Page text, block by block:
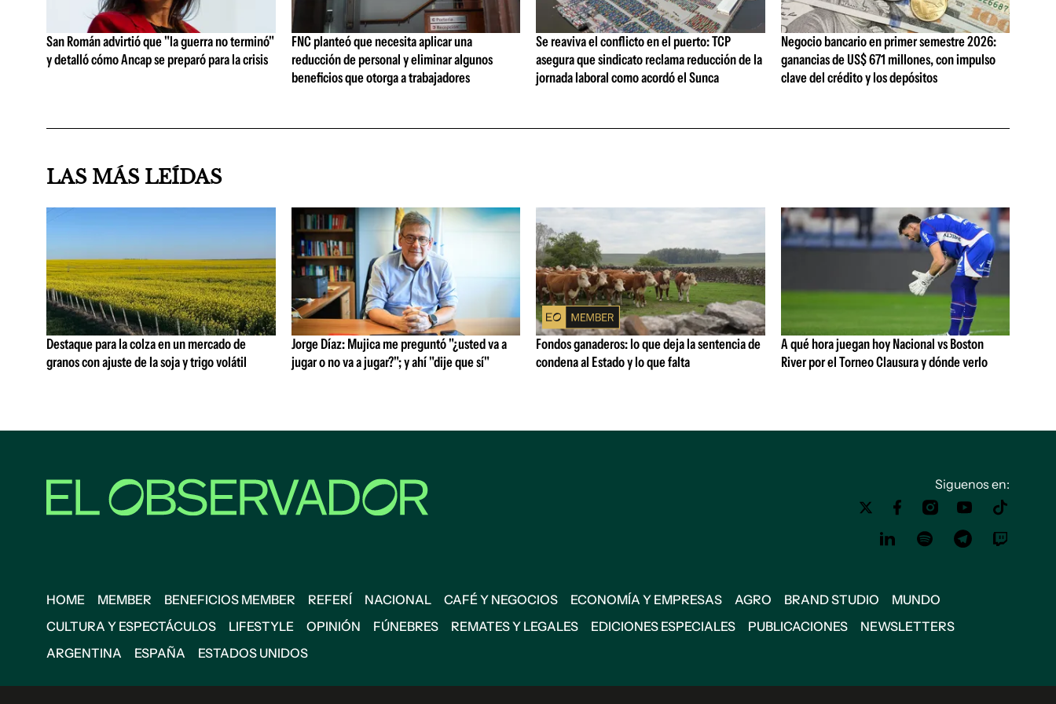
San Román advirtió que "la guerra no terminó"
y detalló cómo Ancap se preparó para la crisis
FNC planteó que necesita aplicar una
reducción de personal y eliminar algunos
beneficios que otorga a trabajadores
Se reaviva el conflicto en el puerto: TCP
asegura que sindicato reclama reducción de la
jornada laboral como acordó el Sunca
Negocio bancario en primer semestre 2026:
ganancias de US$ 671 millones, con impulso
clave del crédito y los depósitos
LAS MÁS LEÍDAS
Destaque para la colza en un mercado de
granos con ajuste de la soja y trigo volátil
Jorge Díaz: Mujica me preguntó "¿usted va a
jugar o no va a jugar?"; y ahí "dije que sí"
Fondos ganaderos: lo que deja la sentencia de
condena al Estado y lo que falta
A qué hora juegan hoy Nacional vs Boston
River por el Torneo Clausura y dónde verlo
Siguenos en:
HOME MEMBER BENEFICIOS MEMBER REFERÍ NACIONAL CAFÉ Y NEGOCIOS ECONOMÍA Y EMPRESAS AGRO BRAND STUDIO
MUNDO
CULTURA Y ESPECTÁCULOS
LIFESTYLE OPINIÓN FÚNEBRES REMATES Y LEGALES EDICIONES ESPECIALES PUBLICACIONES
NEWSLETTERS
ARGENTINA
ESPAÑA ESTADOS UNIDOS